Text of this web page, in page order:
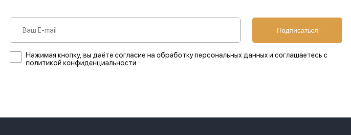
Подписаться
Нажимая кнопку, вы даёте согласие на обработку персональных данных и соглашаетесь с
политикой конфиденциальности.